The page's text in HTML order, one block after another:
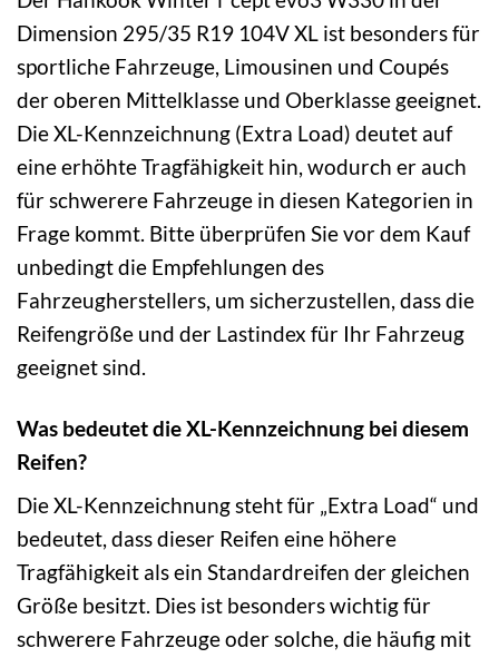
Dimension 295/35 R19 104V XL ist besonders für
sportliche Fahrzeuge, Limousinen und Coupés
der oberen Mittelklasse und Oberklasse geeignet.
Die XL-Kennzeichnung (Extra Load) deutet auf
eine erhöhte Tragfähigkeit hin, wodurch er auch
für schwerere Fahrzeuge in diesen Kategorien in
Frage kommt. Bitte überprüfen Sie vor dem Kauf
unbedingt die Empfehlungen des
Fahrzeugherstellers, um sicherzustellen, dass die
Reifengröße und der Lastindex für Ihr Fahrzeug
geeignet sind.
Was bedeutet die XL-Kennzeichnung bei diesem
Reifen?
Die XL-Kennzeichnung steht für „Extra Load“ und
bedeutet, dass dieser Reifen eine höhere
Tragfähigkeit als ein Standardreifen der gleichen
Größe besitzt. Dies ist besonders wichtig für
schwerere Fahrzeuge oder solche, die häufig mit